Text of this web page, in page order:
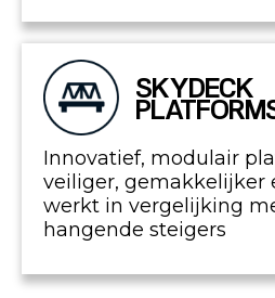
SKYDECK
Innovatief, modulair
veiliger, gemakkelijker
werkt in vergelijking
hangende steigers